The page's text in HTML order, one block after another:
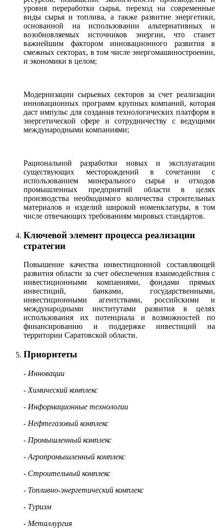
уровня переработки сырья, переход на современные
виды сырья и топлива, а также развитие энергетики,
основанной на использовании альтернативных и
возобновляемых источников энергии, что станет
важнейшим фактором инновационного развития в
смежных секторах, в том числе энергомашиностроении,
и экономики в целом;
Модернизации сырьевых секторов за счет реализации
инновационных программ крупных компаний, которая
даст импульс для создания технологических платформ в
энергетической сфере и сотрудничеству с ведущими
международными компаниями;
Рациональной разработки новых и эксплуатации
существующих месторождений в сочетании с
использованием минерального сырья и отходов
промышленных предприятий области в целях
производства необходимого количества строительных
материалов и изделий широкой номенклатуры, в том
числе отвечающих требованиям мировых стандартов.
Ключевой элемент процесса реализации
стратегии
Повышение качества инвестиционной составляющей
развития области за счет обеспечения взаимодействия с
инвестиционными компаниями, фондами прямых
инвестиций, банками, государственными,
инвестиционными агентствами, российскими и
международными институтами развития в целях
использования их потенциала и возможностей по
финансированию и поддержке инвестиций на
территории Саратовской области.
Приоритеты
- Инновации
- Химический комплекс
- Информационные технологии
- Нефтегазовый комплекс
- Промышленный комплекс
- Агропромышленный комплекс
- Строительный комплекс
- Топливно-энергетический комплекс
- Туризм
- Металлургия